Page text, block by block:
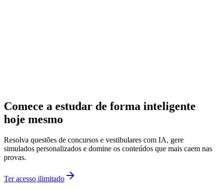
Comece a estudar de forma inteligente
hoje mesmo
Resolva questões de concursos e vestibulares com IA, gere
simulados personalizados e domine os conteúdos que mais caem nas
provas.
Ter acesso ilimitado